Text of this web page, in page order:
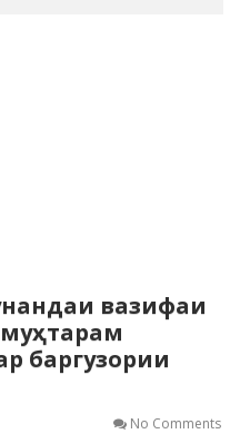
вазифаи
баргузории
No Comments